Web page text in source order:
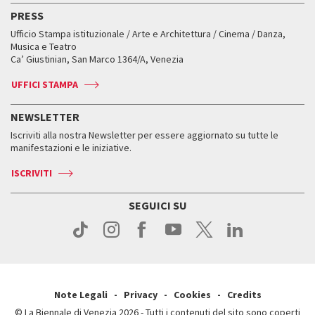
FAQ
Servizi al pubblico
Come raggiungerci
Press
Edizioni passate
Orari e sedi
Accrediti
Come raggiungerci
Orari e sedi
Biglietti
Accrediti
Come raggiungerci
Contatti
Press
Accrediti
Servizi al pubblico
Come raggiungerci
Press
Workshop di critica teatrale
Leone d’oro alla carriera
Leone d’argento
Edizioni passate
Orari e sedi
Biglietti
Servizi al pubblico
Come raggiungerci
Contatti
Mostre Virtuali
Fondi e Collezioni
Biennale College ASAC
ASAC DATI
Storia
Orari e sedi
PRESS
Ufficio Stampa istituzionale / Arte e Architettura / Cinema / Danza,
Musica e Teatro
Ca’ Giustinian, San Marco 1364/A, Venezia
UFFICI STAMPA
NEWSLETTER
Iscriviti alla nostra Newsletter per essere aggiornato su tutte le
manifestazioni e le iniziative.
ISCRIVITI
SEGUICI SU
Note Legali Privacy Cookies
Credits
© La Biennale di Venezia 2026 - Tutti i contenuti del sito sono coperti